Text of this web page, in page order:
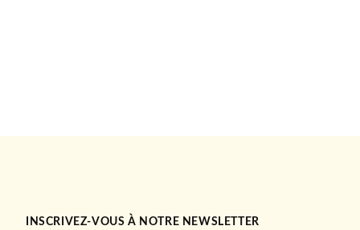
INSCRIVEZ-VOUS À NOTRE NEWSLETTER